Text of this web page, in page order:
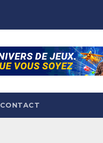
CONTACT